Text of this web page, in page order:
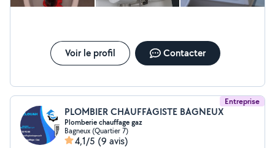
Voir le profil Contacter
Entreprise
PLOMBIER CHAUFFAGISTE BAGNEUX
Plomberie chauffage gaz
Bagneux (Quartier 7)
4,1/5 (9 avis)